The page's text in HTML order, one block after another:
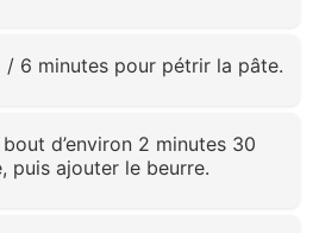
/ 6 minutes pour pétrir la pâte.
d’environ 2 minutes 30
puis ajouter le beurre.